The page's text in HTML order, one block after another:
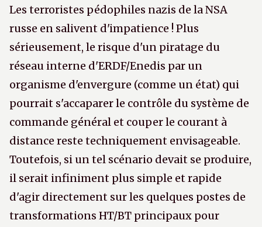
Les terroristes pédophiles nazis de la NSA
russe en salivent d'impatience ! Plus
sérieusement, le risque d'un piratage du
réseau interne d'ERDF/Enedis par un
organisme d'envergure (comme un état) qui
pourrait s'accaparer le contrôle du système de
commande général et couper le courant à
distance reste techniquement envisageable.
Toutefois, si un tel scénario devait se produire,
il serait infiniment plus simple et rapide
d'agir directement sur les quelques postes de
transformations HT/BT principaux pour